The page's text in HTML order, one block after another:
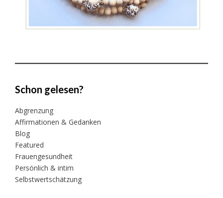
Schon gelesen?
Abgrenzung
Affirmationen & Gedanken
Blog
Featured
Frauengesundheit
Persönlich & intim
Selbstwertschätzung